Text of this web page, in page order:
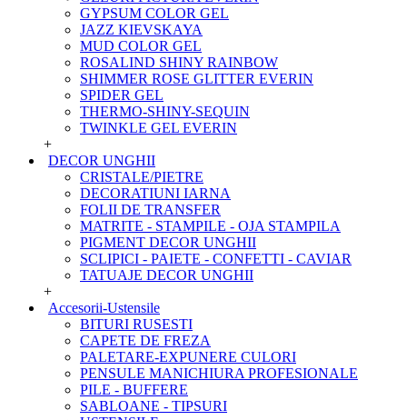
GYPSUM COLOR GEL
JAZZ KIEVSKAYA
MUD COLOR GEL
ROSALIND SHINY RAINBOW
SHIMMER ROSE GLITTER EVERIN
SPIDER GEL
THERMO-SHINY-SEQUIN
TWINKLE GEL EVERIN
+
DECOR UNGHII
CRISTALE/PIETRE
DECORATIUNI IARNA
FOLII DE TRANSFER
MATRITE - STAMPILE - OJA STAMPILA
PIGMENT DECOR UNGHII
SCLIPICI - PAIETE - CONFETTI - CAVIAR
TATUAJE DECOR UNGHII
+
Accesorii-Ustensile
BITURI RUSESTI
CAPETE DE FREZA
PALETARE-EXPUNERE CULORI
PENSULE MANICHIURA PROFESIONALE
PILE - BUFFERE
SABLOANE - TIPSURI